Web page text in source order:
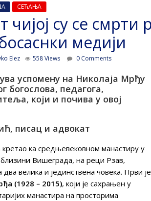
СЕЋАЊА
су се смрти
медији
Elez 558 Views 0 Comments
успомену на Николаја Мрђу
богослова, педагога,
који и почива у овој
писац и адвокат
ка средњевековном манастиру у
Вишеграда, на реци Рзав,
велика и јединствена човека. Први је
(1928 – 2015), који је сахрањен у
манастира на просторима